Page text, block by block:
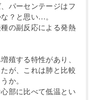
パーセンテージはフ
？と思い…。
の副反応による発熱
殖する特性があり、
が、これは肺と比較
か。
部に比べて低温とい